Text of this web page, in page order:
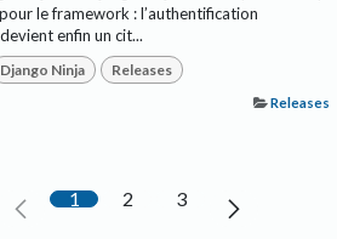
le framework : l’authentification
enfin un cit...
Django Ninja Releases
Releases
1 2 3